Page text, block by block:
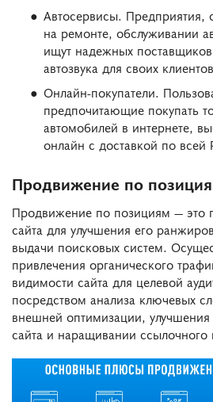
Автосервисы. Предприятия,
на ремонте, обслуживании
ищут надежных поставщиков
автозвука для своих
Онлайн-покупатели.
предпочитающие покупать
автомобилей в интернете,
онлайн с доставкой по всей
Продвижение по
Продвижение по позициям — это
сайта для улучшения его
выдачи поисковых систем.
привлечения органического
видимости сайта для целевой
посредством анализа ключевых
внешней оптимизации, улучшения
сайта и наращивании ссылочного